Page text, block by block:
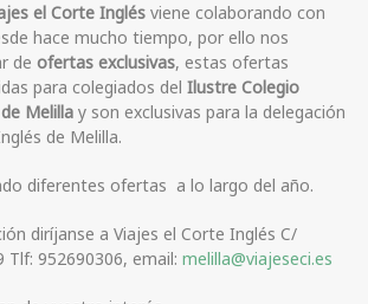
el Corte Inglés viene colaborando con
hace mucho tiempo, por ello nos
de ofertas exclusivas, estas ofertas
para colegiados del Ilustre Colegio
Melilla y son exclusivas para la delegación
de Melilla.
diferentes ofertas a lo largo del año.
diríjanse a Viajes el Corte Inglés C/
Tlf: 952690306, email: melilla@viajeseci.es